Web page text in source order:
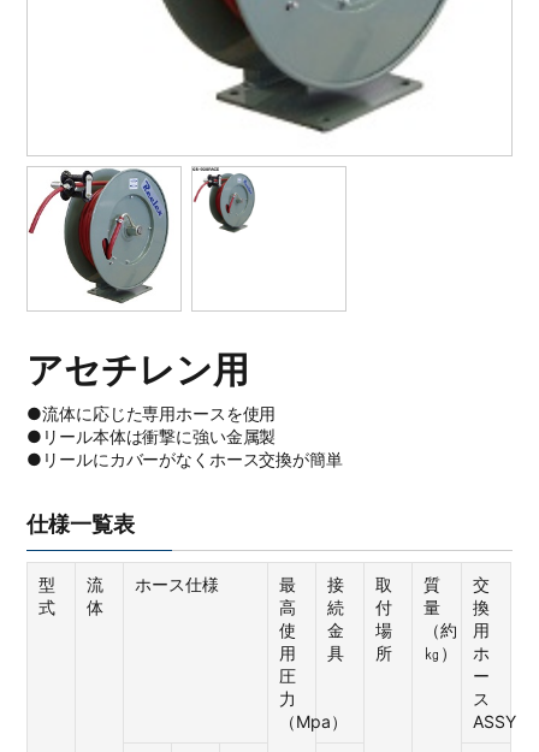
アセチレン用
●流体に応じた専用ホースを使用
●リール本体は衝撃に強い金属製
●リールにカバーがなくホース交換が簡単
仕様一覧表
型
式
流
体
ホース仕様
最
高
使
用
圧
力
（Mpa）
接
続
金
具
取
付
場
所
質
量
（約
㎏）
交
換
用
ホ
ー
ス
ASSY